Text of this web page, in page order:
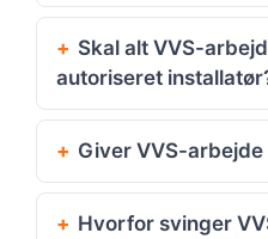
Skal alt VVS-
autoriseret
Giver VVS-
Hvorfor svinger